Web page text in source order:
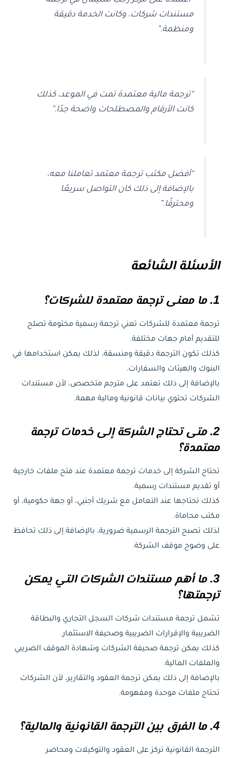
مستندات شركات، وكانت الخدمة دقيقة
ومنظمة.”
“ترجمة مالية معتمدة تمت في الموعد، كذلك
كانت الأرقام والمصطلحات واضحة جدًا.”
“أفضل مكتب ترجمة معتمد تعاملنا معه،
بالإضافة إلى ذلك كان التواصل سريعًا
ومحترفًا.”
الأسئلة الشائعة
1. ما معنى ترجمة معتمدة للشركات؟
ترجمة معتمدة للشركات تعني ترجمة رسمية مختومة تصلح
للتقديم أمام جهات مختلفة.
كذلك تكون الترجمة دقيقة ومنسقة، لذلك يمكن استخدامها في
البنوك والهيئات والسفارات.
بالإضافة إلى ذلك تعتمد على مترجم متخصص، لأن مستندات
الشركات تحتوي بيانات قانونية ومالية مهمة.
2. متى تحتاج الشركة إلى خدمات ترجمة
معتمدة؟
تحتاج الشركة إلى خدمات ترجمة معتمدة عند فتح ملفات خارجية
أو تقديم مستندات رسمية.
كذلك تحتاجها عند التعامل مع شريك أجنبي، أو جهة حكومية، أو
مكتب محاماة.
لذلك تصبح الترجمة الرسمية ضرورية، بالإضافة إلى ذلك تحافظ
على وضوح موقف الشركة.
3. ما أهم مستندات الشركات التي يمكن
ترجمتها؟
تشمل ترجمة مستندات شركات السجل التجاري والبطاقة
الضريبية والإقرارات الضريبية وصحيفة الاستثمار.
كذلك يمكن ترجمة صحيفة الشركات وشهادة الموقف الضريبي
والملفات المالية.
بالإضافة إلى ذلك يمكن ترجمة العقود والتقارير، لأن الشركات
تحتاج ملفات موحدة ومفهومة.
4. ما الفرق بين الترجمة القانونية والمالية؟
الترجمة القانونية تركز على العقود والتوكيلات ومحاضر